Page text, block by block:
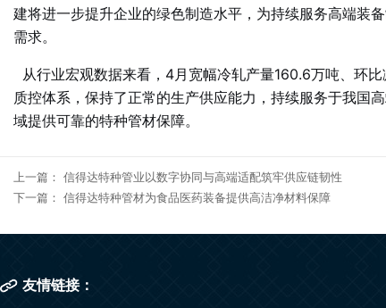
建将进一步提升企业的绿色制造水平，为持续服务高端装
需求。
从行业宏观数据来看，4月宽幅冷轧产量160.6万吨、环
质控体系，保持了正常的生产供应能力，持续服务于我国
域提供可靠的特种管材保障。
上一篇： 信得达特种管业以数字协同与高端适配筑牢供应链韧性
下一篇： 信得达特种管材为食品医药装备提供高洁净材料保障
友情链接：